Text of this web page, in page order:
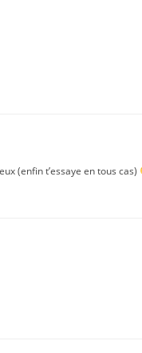
(enfin t’essaye en tous cas)